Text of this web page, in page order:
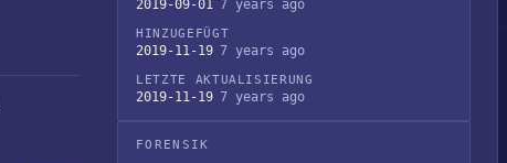
2019-09-01 7 years ago
HINZUGEFÜGT
2019-11-19 7 years ago
LETZTE AKTUALISIERUNG
2019-11-19 7 years ago
FORENSIK